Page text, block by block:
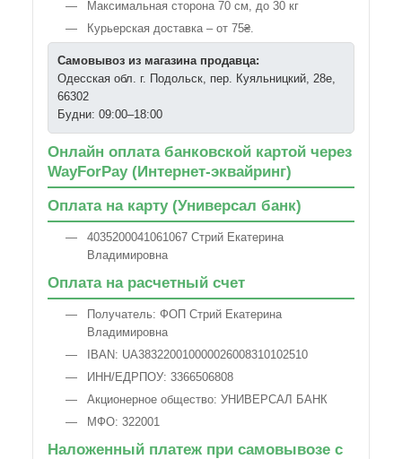
Максимальная сторона 70 см, до 30 кг
Курьерская доставка – от 75₴.
Самовывоз из магазина продавца:
Одесская обл. г. Подольск, пер. Куяльницкий, 28е,
66302
Будни: 09:00–18:00
Онлайн оплата банковской картой через
WayForPay (Интернет-эквайринг)
Оплата на карту (Универсал банк)
4035200041061067 Стрий Екатерина
Владимировна
Оплата на расчетный счет
Получатель: ФОП Стрий Екатерина
Владимировна
IBAN: UA383220010000026008310102510
ИНН/ЕДРПОУ: 3366506808
Акционерное общество: УНИВЕРСАЛ БАНК
МФО: 322001
Наложенный платеж при самовывозе с